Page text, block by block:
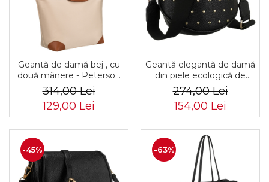
Geantă de damă bej , cu
două mânere - Peterson
PTR-PTN CSM-16-8045
BEIG
314,00 Lei
129,00 Lei
Geantă elegantă de damă
din piele ecologică de
culoare neagră - Peterson
PTR-PTN MIS-03-3582
BLAC
274,00 Lei
154,00 Lei
-45% -63%